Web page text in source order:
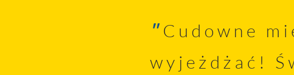
"Cudowne
wyjeżdżać!